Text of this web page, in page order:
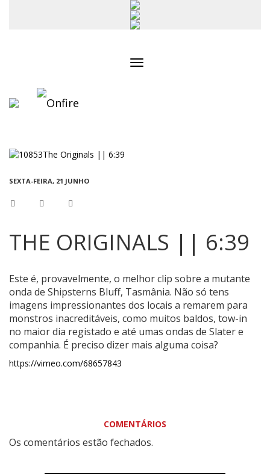
SEXTA-FEIRA, 21 JUNHO
THE ORIGINALS || 6:39
Este é, provavelmente, o melhor clip sobre a mutante
onda de Shipsterns Bluff, Tasmânia. Não só tens
imagens impressionantes dos locais a remarem para
monstros inacreditáveis, como muitos baldos, tow-in
no maior dia registado e até umas ondas de Slater e
companhia. É preciso dizer mais alguma coisa?
https://vimeo.com/68657843
COMENTÁRIOS
Os comentários estão fechados.